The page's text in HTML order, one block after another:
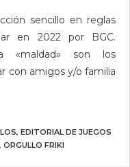
sencillo en reglas
en 2022 por BGC.
«maldad» son los
con amigos y/o familia
, EDITORIAL DE JUEGOS
, ORGULLO FRIKI